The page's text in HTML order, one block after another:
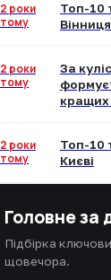
2 роки
тому
Топ-10
Вінниця
2 роки
тому
За
кращих
2 роки
тому
Топ-10
Києві
Головне за
Підбірка
щовечора.